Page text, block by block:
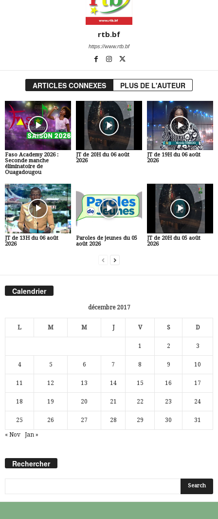
rtb.bf
https://www.rtb.bf
ARTICLES CONNEXES PLUS DE L'AUTEUR
Faso Academy 2026 :
Seconde manche
éliminatoire de
Ouagadougou
JT de 20H du 06 août
2026
JT de 19H du 06 août
2026
JT de 13H du 06 août
2026
Paroles de jeunes du 05
août 2026
JT de 20H du 05 août
2026
Calendrier
décembre 2017
L M M J V S D
1 2 3
4 5 6 7 8 9 10
11 12 13 14 15 16 17
18 19 20 21 22 23 24
25 26 27 28 29 30 31
« Nov Jan »
Rechercher